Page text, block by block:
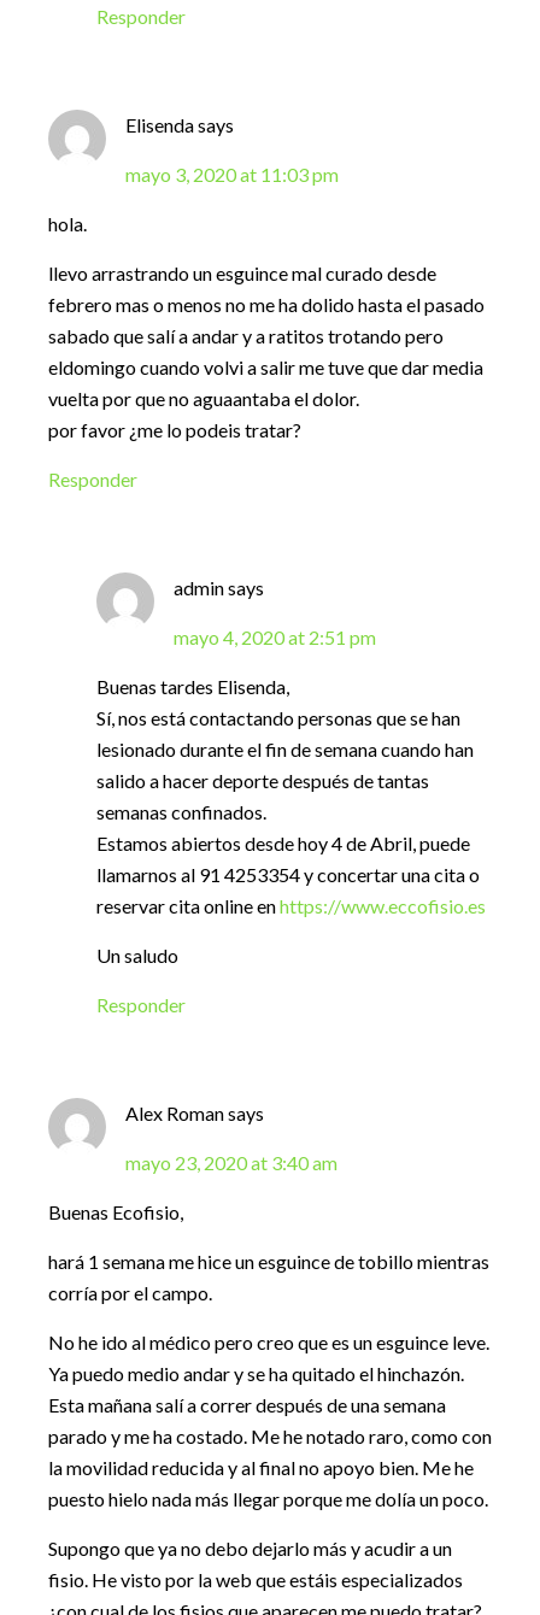
Responder
Elisendasays
mayo 3, 2020 at 11:03 pm
hola.
llevo arrastrando un esguince mal curado desde
febrero mas o menos no me ha dolido hasta el pasado
sabado que salí a andar y a ratitos trotando pero
eldomingo cuando volvi a salir me tuve que dar media
vuelta por que no aguaantaba el dolor.
por favor ¿me lo podeis tratar?
Responder
adminsays
mayo 4, 2020 at 2:51 pm
Buenas tardes Elisenda,
Sí, nos está contactando personas que se han
lesionado durante el fin de semana cuando han
salido a hacer deporte después de tantas
semanas confinados.
Estamos abiertos desde hoy 4 de Abril, puede
llamarnos al 91 4253354 y concertar una cita o
reservar cita online enhttps://www.eccofisio.es
Un saludo
Responder
Alex Romansays
mayo 23, 2020 at 3:40 am
Buenas Ecofisio,
hará 1 semana me hice un esguince de tobillo mientras
corría por el campo.
No he ido al médico pero creo que es un esguince leve.
Ya puedo medio andar y se ha quitado el hinchazón.
Esta mañana salí a correr después de una semana
parado y me ha costado. Me he notado raro, como con
la movilidad reducida y al final no apoyo bien. Me he
puesto hielo nada más llegar porque me dolía un poco.
Supongo que ya no debo dejarlo más y acudir a un
fisio. He visto por la web que estáis especializados